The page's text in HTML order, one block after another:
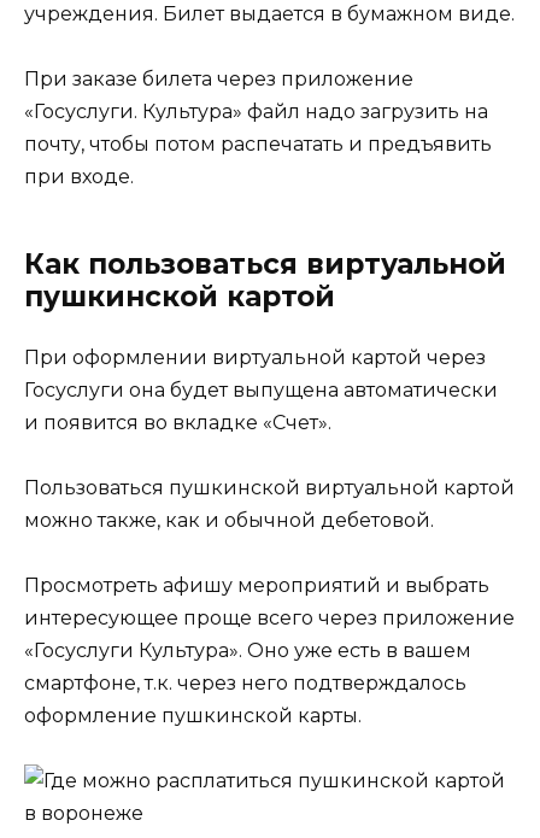
учреждения. Билет выдается в бумажном виде.
При заказе билета через приложение
«Госуслуги. Культура» файл надо загрузить на
почту, чтобы потом распечатать и предъявить
при входе.
Как пользоваться виртуальной
пушкинской картой
При оформлении виртуальной картой через
Госуслуги она будет выпущена автоматически
и появится во вкладке «Счет».
Пользоваться пушкинской виртуальной картой
можно также, как и обычной дебетовой.
Просмотреть афишу мероприятий и выбрать
интересующее проще всего через приложение
«Госуслуги Культура». Оно уже есть в вашем
смартфоне, т.к. через него подтверждалось
оформление пушкинской карты.